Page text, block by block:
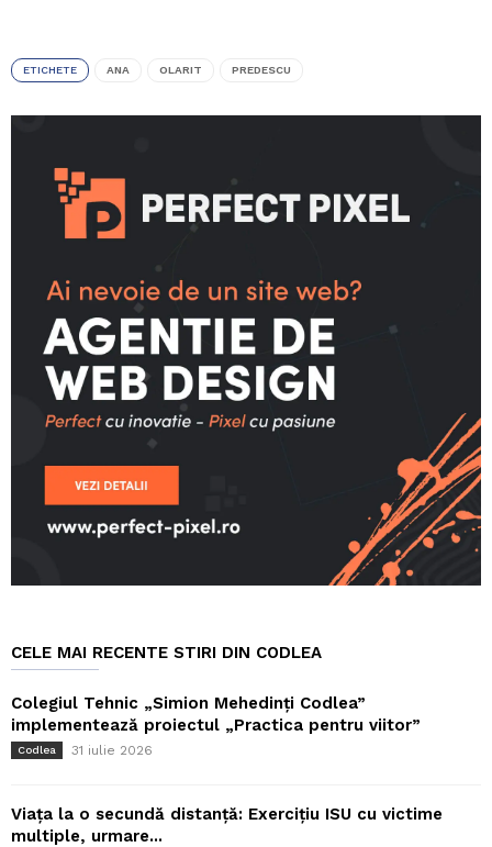
ETICHETE ANA OLARIT PREDESCU
CELE MAI RECENTE STIRI DIN CODLEA
Colegiul Tehnic „Simion Mehedinți Codlea”
implementează proiectul „Practica pentru viitor”
Codlea 31 iulie 2026
Viața la o secundă distanță: Exercițiu ISU cu victime
multiple, urmare...